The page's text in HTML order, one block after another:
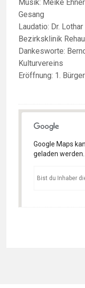
Musik: Meike
Gesang
Laudatio: Dr.
Bezirksklinik Rehau
Dankesworte:
Kulturvereins
Eröffnung: 1.
Google Maps
geladen werden.
Bist du Inhaber